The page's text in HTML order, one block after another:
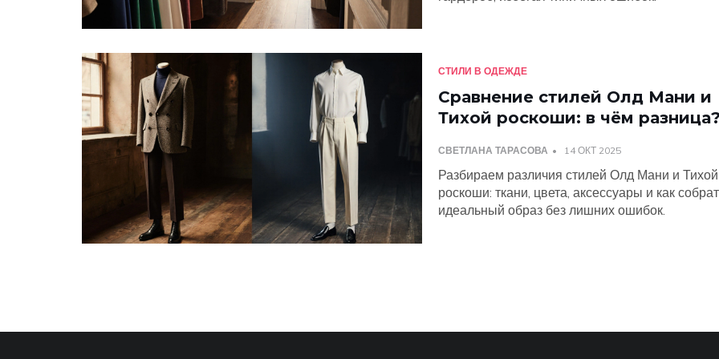
СТИЛИ В ОДЕЖДЕ
Сравнение стилей Олд Мани и
Тихой роскоши: в чём
СВЕТЛАНА ТАРАСОВА 14 ОКТ 2025
Разбираем различия стилей Олд Мани и Тихой
роскоши: ткани, цвета, аксессуары и как
идеальный образ без лишних ошибок.